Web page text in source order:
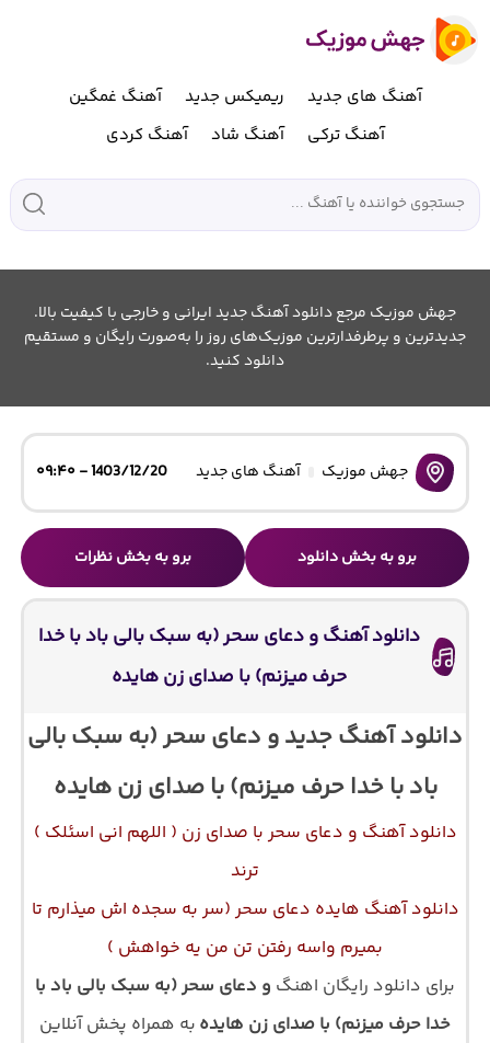
آهنگ های جدید ریمیکس جدید
آهنگ غمگین
آهنگ ترکی
آهنگ شاد آهنگ کردی
جهش موزیک مرجع دانلود آهنگ جدید ایرانی و خارجی با کیفیت بالا.
جدیدترین و پرطرفدارترین موزیک‌های روز را به‌صورت رایگان و مستقیم
دانلود کنید.
جهش موزیک آهنگ های جدید 1403/12/20 - ۰۹:۴۰
برو به بخش دانلود برو به بخش نظرات
دانلود آهنگ و دعای سحر (به سبک بالی باد با خدا
حرف میزنم) با صدای زن هایده
دانلود آهنگ جدید و دعای سحر (به سبک بالی
باد با خدا حرف میزنم) با صدای زن هایده
دانلود آهنگ و دعای سحر با صدای زن ( اللهم انی اسئلک )
ترند
دانلود آهنگ هایده دعای سحر (سر به سجده اش میذارم تا
بمیرم واسه رفتن تن من یه خواهش )
برای دانلود رایگان اهنگ و دعای سحر (به سبک بالی باد با
خدا حرف میزنم) با صدای زن هایده به همراه پخش آنلاین